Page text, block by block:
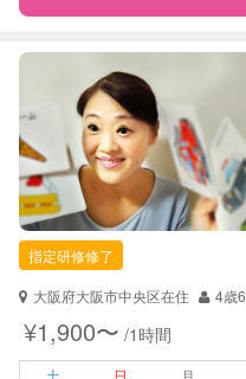
レッスン
絵
定期予約
お子様の撮影
（定期特典）
対
特徴 料金 レビュー
サポートの特徴
資格
企
自
保
対応可能/特徴
送
病児対応
指定研修修了
大阪府大阪市中央区在住
4歳
¥1,900〜 /1時間